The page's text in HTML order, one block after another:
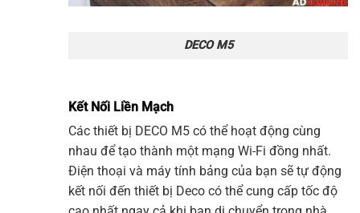
DECO M5
Kết Nối Liền Mạch
Các thiết bị DECO M5 có thể hoạt động cùng
nhau để tạo thành một mạng Wi-Fi đồng nhất.
Điện thoại và máy tính bảng của bạn sẽ tự động
kết nối đến thiết bị Deco có thể cung cấp tốc độ